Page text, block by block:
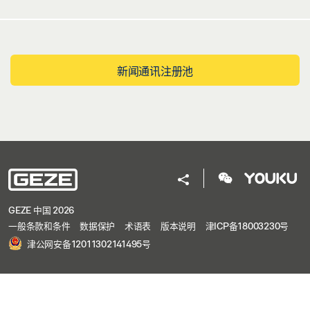
新闻通讯注册池
GEZE 中国 2026
一般条款和条件
数据保护 术语表 版本说明
津ICP备18003230号
津公网安备12011302141495号